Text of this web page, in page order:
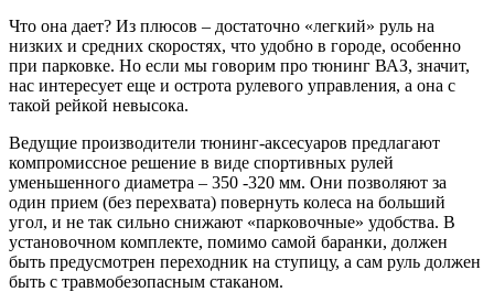
Что она дает? Из плюсов – достаточно «легкий» руль на
низких и средних скоростях, что удобно в городе, особенно
при парковке. Но если мы говорим про тюнинг ВАЗ, значит,
нас интересует еще и острота рулевого управления, а она с
такой рейкой невысока.
Ведущие производители тюнинг-аксесуаров предлагают
компромиссное решение в виде спортивных рулей
уменьшенного диаметра – 350 -320 мм. Они позволяют за
один прием (без перехвата) повернуть колеса на больший
угол, и не так сильно снижают «парковочные» удобства. В
установочном комплекте, помимо самой баранки, должен
быть предусмотрен переходник на ступицу, а сам руль должен
быть с травмобезопасным стаканом.